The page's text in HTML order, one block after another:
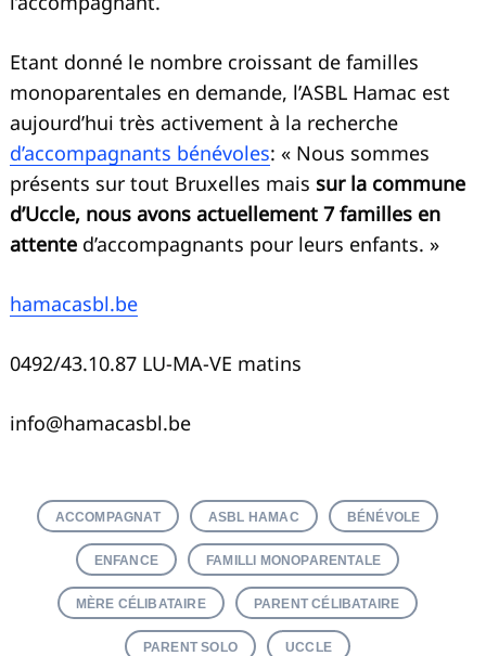
Etant donné le nombre croissant de familles
monoparentales en demande, l’ASBL Hamac est
aujourd’hui très activement à la recherche
d’accompagnants bénévoles: « Nous sommes
présents sur tout Bruxelles mais sur la commune
d’Uccle, nous avons actuellement 7 familles en
attente d’accompagnants pour leurs enfants. »
hamacasbl.be
0492/43.10.87 LU-MA-VE matins
info@hamacasbl.be
ACCOMPAGNAT ASBL HAMAC BÉNÉVOLE
ENFANCE FAMILLI MONOPARENTALE
MÈRE CÉLIBATAIRE PARENT CÉLIBATAIRE
PARENT SOLO UCCLE
Recherche
pour